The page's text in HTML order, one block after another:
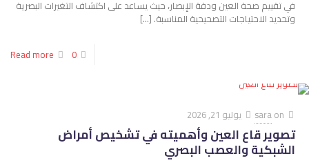
في تقييم صحة العين ودقة الإبصار، حيث يساعد على اكتشاف التغيرات البصرية
وتحديد الاحتياجات التصحيحية المناسبة. […]
0
Read more
saraon يوليو 21, 2026
تصوير قاع العين وأهميته في تشخيص أمراض
الشبكية والعصب البصري